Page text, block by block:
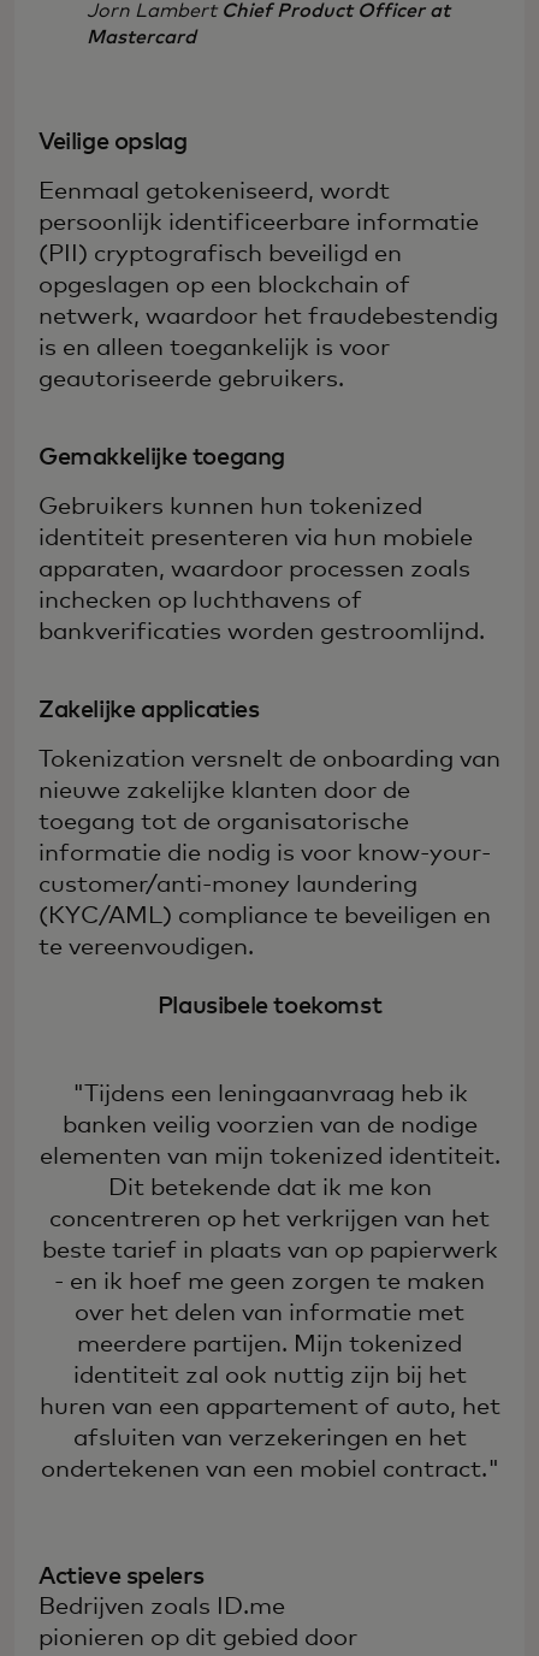
Jorn Lambert Chief Product Officer at
Mastercard
Veilige opslag
Eenmaal getokeniseerd, wordt
persoonlijk identificeerbare informatie
(PII) cryptografisch beveiligd en
opgeslagen op een blockchain of
netwerk, waardoor het fraudebestendig
is en alleen toegankelijk is voor
geautoriseerde gebruikers.
Gemakkelijke toegang
Gebruikers kunnen hun tokenized
identiteit presenteren via hun mobiele
apparaten, waardoor processen zoals
inchecken op luchthavens of
bankverificaties worden gestroomlijnd.
Zakelijke applicaties
Tokenization versnelt de onboarding van
nieuwe zakelijke klanten door de
toegang tot de organisatorische
informatie die nodig is voor know-your-
customer/anti-money laundering
(KYC/AML) compliance te beveiligen en
te vereenvoudigen.
Plausibele toekomst
"Tijdens een leningaanvraag heb ik
banken veilig voorzien van de nodige
elementen van mijn tokenized identiteit.
Dit betekende dat ik me kon
concentreren op het verkrijgen van het
beste tarief in plaats van op papierwerk
- en ik hoef me geen zorgen te maken
over het delen van informatie met
meerdere partijen. Mijn tokenized
identiteit zal ook nuttig zijn bij het
huren van een appartement of auto, het
afsluiten van verzekeringen en het
ondertekenen van een mobiel contract."
Actieve spelers
Bedrijven zoals ID.me
pionieren op dit gebied door